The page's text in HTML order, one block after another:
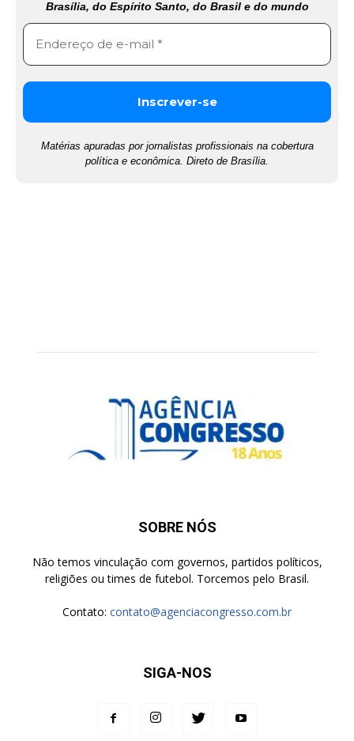
Brasília, do Espírito Santo, do Brasil e do mundo
Matérias apuradas por jornalistas profissionais na cobertura
política e econômica. Direto de Brasília.
SOBRE NÓS
Não temos vinculação com governos, partidos políticos,
religiões ou times de futebol. Torcemos pelo Brasil.
Contato: contato@agenciacongresso.com.br
SIGA-NOS